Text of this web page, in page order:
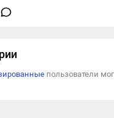
пользователи